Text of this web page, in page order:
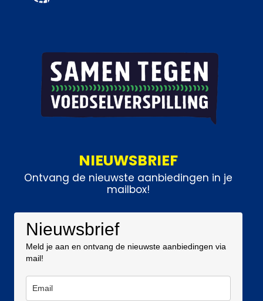
NIEUWSBRIEF
Ontvang de nieuwste aanbiedingen in je
mailbox!
Nieuwsbrief
Meld je aan en ontvang de nieuwste aanbiedingen via
mail!